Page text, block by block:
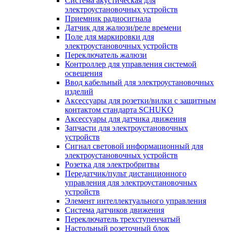
электроустановочных устройств
Приемник радиосигнала
Датчик для жалюзи/реле времени
Поле для маркировки для
электроустановочных устройств
Переключатель жалюзи
Контроллер для управления системой
освещения
Ввод кабельный для электроустановочных
изделий
Аксессуары для розетки/вилки с защитным
контактом стандарта SCHUKO
Аксессуары для датчика движения
Запчасти для электроустановочных
устройств
Сигнал световой информационный для
электроустановочных устройств
Розетка для электробритвы
Передатчик/пульт дистанционного
управления для электроустановочных
устройств
Элемент интеллектуального управления
Система датчиков движения
Переключатель трехступенчатый
Настольный розеточный блок